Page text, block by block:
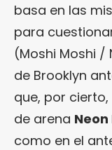
basa en las
para
(Moshi Moshi /
de Brooklyn
que, por
de arena
como en el